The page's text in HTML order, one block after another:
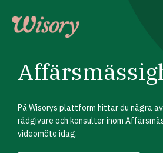
content
På Wisorys plattform hittar du några
rådgivare och konsulter inom
videomöte idag.